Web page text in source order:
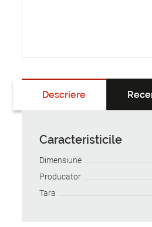
Descriere
Caracteristicile
Dimensiune
Producator
Tara